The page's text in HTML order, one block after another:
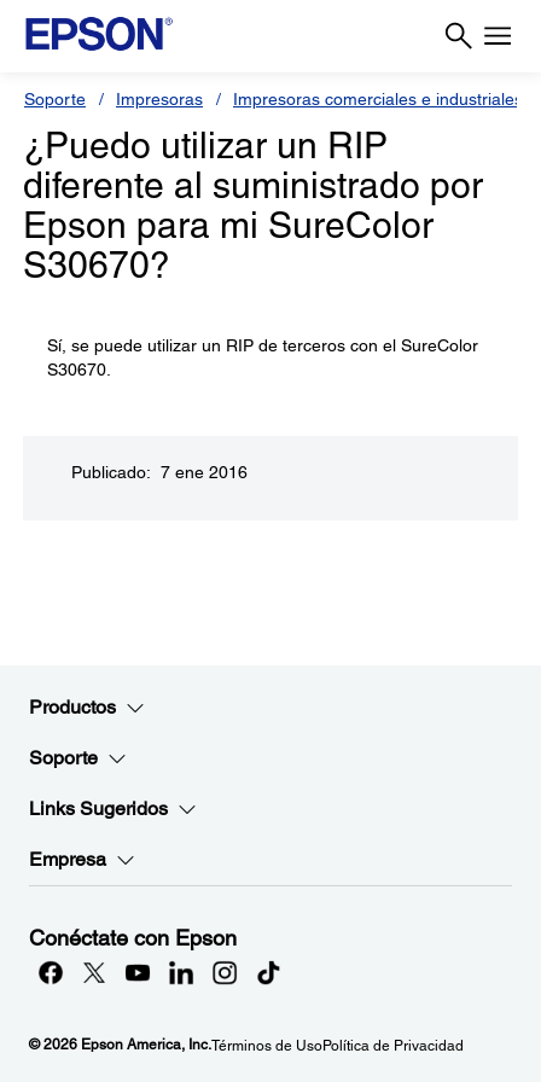
Soporte Impresoras Impresoras comerciales e industriales
¿Puedo utilizar un RIP
diferente al suministrado por
Epson para mi SureColor
S30670?
Sí, se puede utilizar un RIP de terceros con el SureColor
S30670.
Publicado: 7 ene 2016
Productos
Soporte
Links Sugeridos
Empresa
Conéctate con Epson
© 2026 Epson America, Inc.Términos de UsoPolítica de Privacidad